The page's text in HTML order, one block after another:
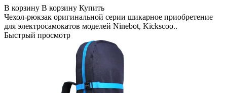
В корзину В корзину Купить
Чехол-рюкзак оригинальной серии шикарное приобретение
для электросамокатов моделей Ninebot, Kickscoo..
Быстрый просмотр